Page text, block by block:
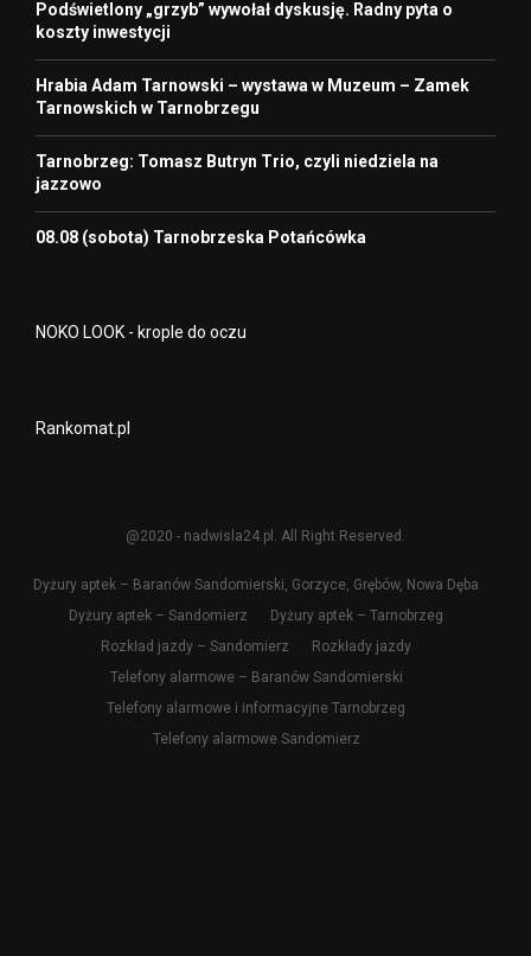
Podświetlony „grzyb” wywołał dyskusję. Radny pyta o
koszty inwestycji
Hrabia Adam Tarnowski – wystawa w Muzeum – Zamek
Tarnowskich w Tarnobrzegu
Tarnobrzeg: Tomasz Butryn Trio, czyli niedziela na
jazzowo
08.08 (sobota) Tarnobrzeska Potańcówka
NOKO LOOK - krople do oczu
Rankomat.pl
@2020 - nadwisla24.pl. All Right Reserved.
Dyżury aptek – Baranów Sandomierski, Gorzyce, Grębów, Nowa Dęba
Dyżury aptek – Sandomierz
Dyżury aptek – Tarnobrzeg
Rozkład jazdy – Sandomierz
Rozkłady jazdy
Telefony alarmowe – Baranów Sandomierski
Telefony alarmowe i informacyjne Tarnobrzeg
Telefony alarmowe Sandomierz